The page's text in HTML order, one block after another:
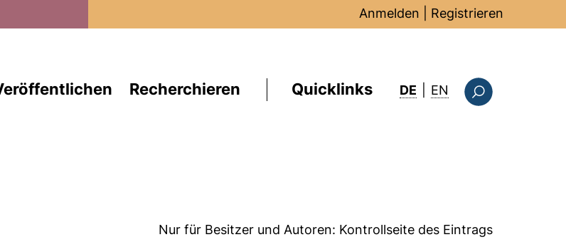
Anmelden Registrieren
Recherchieren Quicklinks DE EN : this page in
Nur für Besitzer und Autoren: Kontrollseite des Eintrags